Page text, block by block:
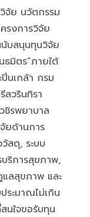
ย นวัตกรรม
รงการวิจัย
นับสนุนทุนวิจัย
มิตร”ภายใต้
นเกล้า กรม
สวรินทิรา
ชิรพยาบาล
ยด้านการ
สดุ, ระบบ
บริการสุขภาพ,
แลสุขภาพ และ
ะมาณไม่เกิน
นใจขอรับทุน